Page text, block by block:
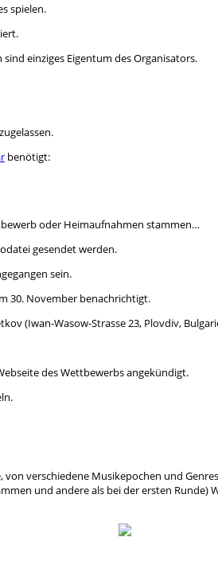
spielen.
einziges Eigentum des Organisators.
benötigt:
oder Heimaufnahmen stammen…
gesendet werden.
sein.
30. November benachrichtigt.
(Iwan-Wasow-Strasse 23, Plovdiv,
des Wettbewerbs angekündigt.
verschiedene Musikepochen und
und andere als bei der ersten Runde)